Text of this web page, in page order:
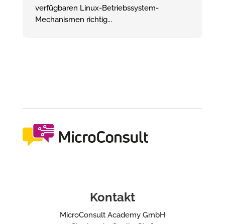
verfügbaren Linux-Betriebssystem-
Mechanismen richtig...
Kontakt
MicroConsult Academy GmbH